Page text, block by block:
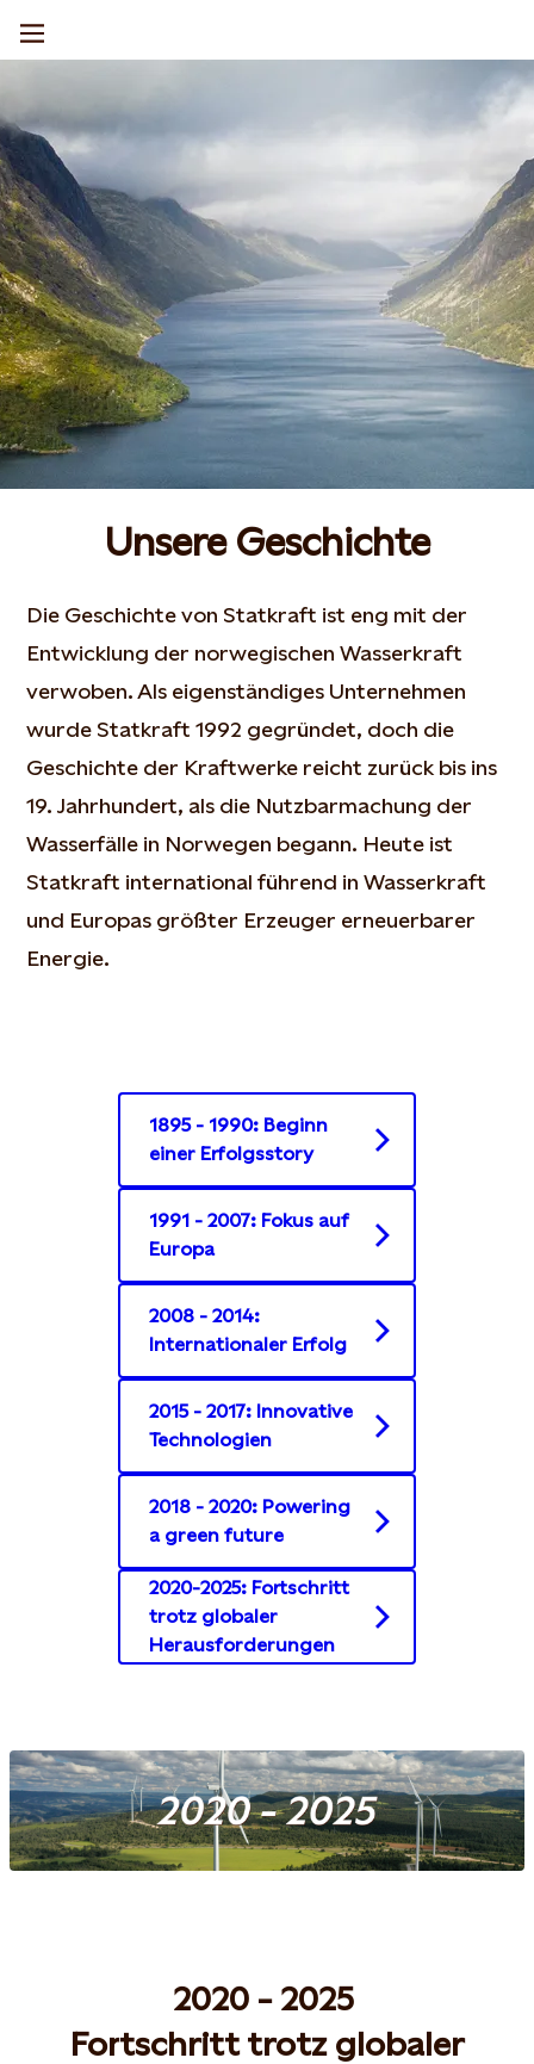
Unsere Geschichte
Die Geschichte von Statkraft ist eng mit der
Entwicklung der norwegischen Wasserkraft
verwoben. Als eigenständiges Unternehmen
wurde Statkraft 1992 gegründet, doch die
Geschichte der Kraftwerke reicht zurück bis ins
19. Jahrhundert, als die Nutzbarmachung der
Wasserfälle in Norwegen begann. Heute ist
Statkraft international führend in Wasserkraft
und Europas größter Erzeuger erneuerbarer
Energie.
1895 - 1990: Beginn
einer Erfolgsstory
1991 - 2007: Fokus auf
Europa
2008 - 2014:
Internationaler Erfolg
2015 - 2017: Innovative
Technologien
2018 - 2020: Powering
a green future
2020-2025: Fortschritt
trotz globaler
Herausforderungen
2020 - 2025
Fortschritt trotz globaler